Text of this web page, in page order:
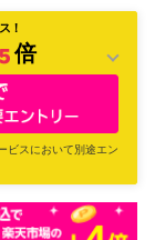
！
倍
ビスにおいて別途エン
×ラクマ